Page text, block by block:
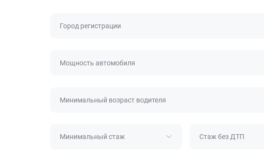
Город регистрации
Мощность автомобиля
Минимальный возраст водителя
Минимальный стаж Стаж без ДТП